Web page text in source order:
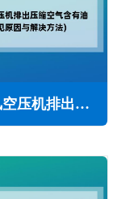
凌格风空压机排出压缩空气含有油怎么办(常见原因与解决方法)